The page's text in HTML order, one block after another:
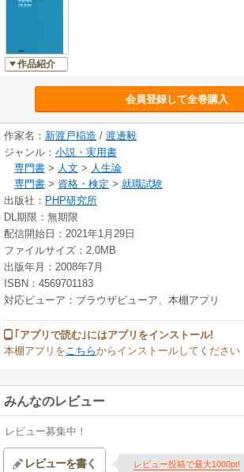
作品紹介
会員登録して全巻購入
作家名： 新渡戸稲造 / 渡邊毅
ジャンル： 小説・実用書
専門書 > 人文 > 人生論
専門書 > 資格・検定 > 就職試験
出版社： PHP研究所
DL期限：無期限
配信開始日：2021年1月29日
ファイルサイズ：2.0MB
出版年月：2008年7月
ISBN：4569701183
対応ビューア：ブラウザビューア、本棚アプリ
｢アプリで読む｣にはアプリをインストール!
本棚アプリをこちらからインストールしてください
みんなのレビュー
レビュー募集中！
レビューを書く レビュー投稿で最大1000pt!